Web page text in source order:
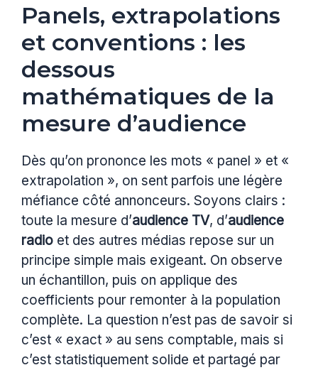
Panels, extrapolations
et conventions : les
dessous
mathématiques de la
mesure d’audience
Dès qu’on prononce les mots « panel » et «
extrapolation », on sent parfois une légère
méfiance côté annonceurs. Soyons clairs :
toute la mesure d’audience TV, d’audience
radio et des autres médias repose sur un
principe simple mais exigeant. On observe
un échantillon, puis on applique des
coefficients pour remonter à la population
complète. La question n’est pas de savoir si
c’est « exact » au sens comptable, mais si
c’est statistiquement solide et partagé par